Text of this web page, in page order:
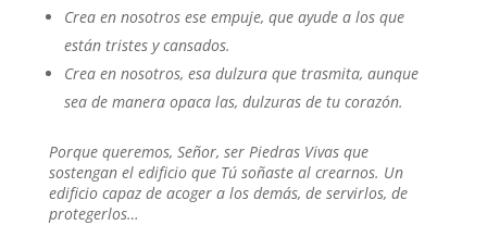
Crea en nosotros ese empuje, que ayude a los que
están tristes y cansados.
Crea en nosotros, esa dulzura que trasmita, aunque
sea de manera opaca las, dulzuras de tu corazón.
Porque queremos, Señor, ser Piedras Vivas que
sostengan el edificio que Tú soñaste al crearnos. Un
edificio capaz de acoger a los demás, de servirlos, de
protegerlos…